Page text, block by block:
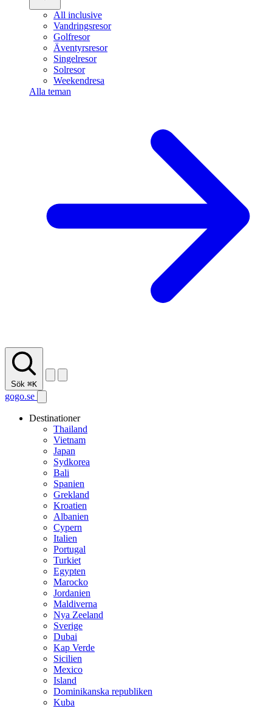
All inclusive
Vandringsresor
Golfresor
Äventyrsresor
Singelresor
Solresor
Weekendresa
Alla teman
Sök ⌘K
gogo.se
Destinationer
Thailand
Vietnam
Japan
Sydkorea
Bali
Spanien
Grekland
Kroatien
Albanien
Cypern
Italien
Portugal
Turkiet
Egypten
Marocko
Jordanien
Maldiverna
Nya Zeeland
Sverige
Dubai
Kap Verde
Sicilien
Mexico
Island
Dominikanska republiken
Kuba